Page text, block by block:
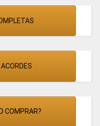
COMPRAR?